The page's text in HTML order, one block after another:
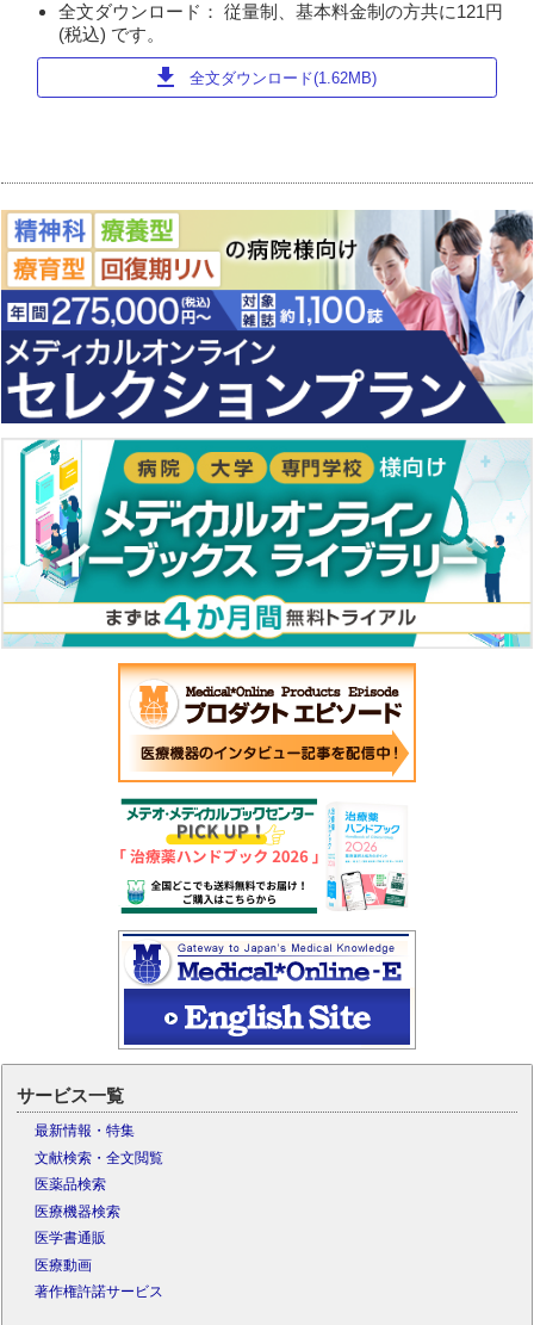
全文ダウンロード： 従量制、基本料金制の方共に121円
(税込) です。
download 全文ダウンロード(1.62MB)
サービス一覧
最新情報・特集
文献検索・全文閲覧
医薬品検索
医療機器検索
医学書通販
医療動画
著作権許諾サービス